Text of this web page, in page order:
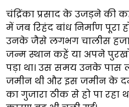
चंद्रिंका प्रसाद के उजड़ने की
में जब रिहंद बांध निर्माण पूरा
उनके जैसे लगभग चालीस
जन्म स्थान कहें या अपने
पड़ा था। उस समय उनके
जमीन थी और इस जमीन के
का गुजारा ठीक से हो पा रहा